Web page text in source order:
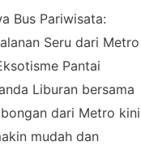
Bus Pariwisata:
Seru dari Metro
Pantai
Liburan bersama
dari Metro kini
mudah dan